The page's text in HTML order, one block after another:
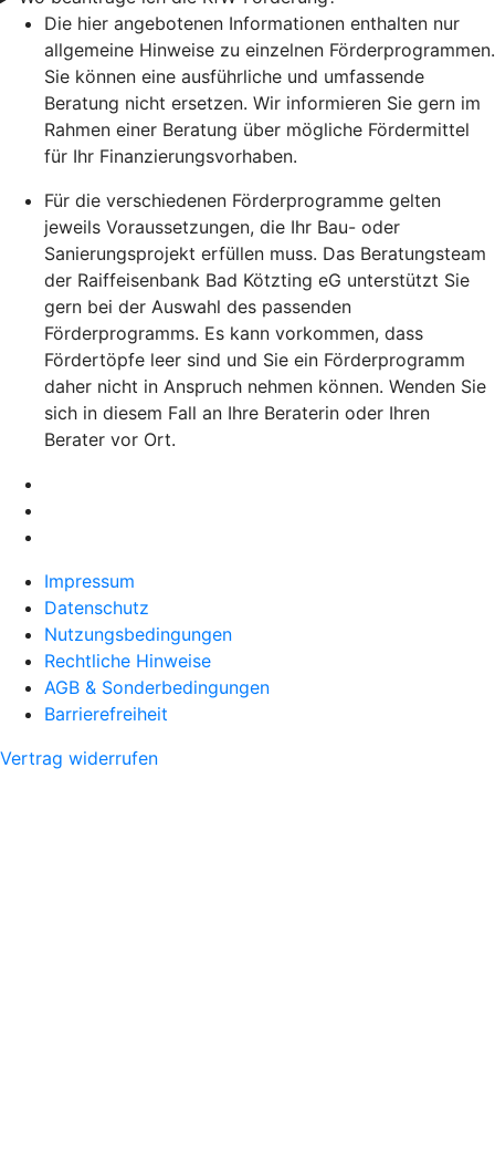
Die hier angebotenen Informationen enthalten nur
allgemeine Hinweise zu einzelnen Förderprogrammen.
Sie können eine ausführliche und umfassende
Beratung nicht ersetzen. Wir informieren Sie gern im
Rahmen einer Beratung über mögliche Fördermittel
für Ihr Finanzierungsvorhaben.
Für die verschiedenen Förderprogramme gelten
jeweils Voraussetzungen, die Ihr Bau- oder
Sanierungsprojekt erfüllen muss. Das Beratungsteam
der Raiffeisenbank Bad Kötzting eG unterstützt Sie
gern bei der Auswahl des passenden
Förderprogramms. Es kann vorkommen, dass
Fördertöpfe leer sind und Sie ein Förderprogramm
daher nicht in Anspruch nehmen können. Wenden Sie
sich in diesem Fall an Ihre Beraterin oder Ihren
Berater vor Ort.
Impressum
Datenschutz
Nutzungsbedingungen
Rechtliche Hinweise
AGB & Sonderbedingungen
Barrierefreiheit
Vertrag widerrufen